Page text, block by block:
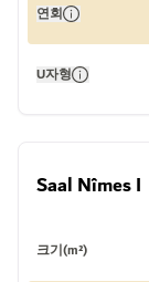
연회
U자형
Saal Nîmes I
크기(m²)